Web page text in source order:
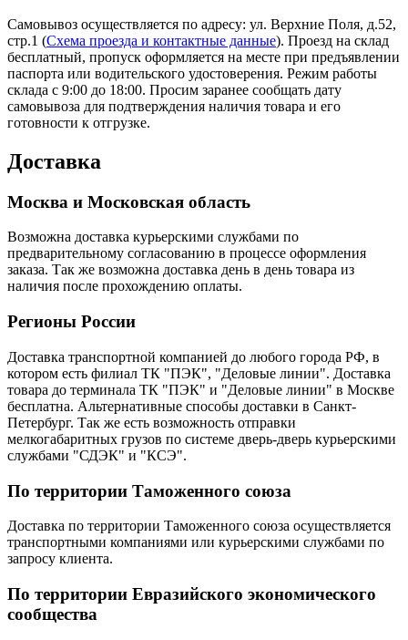
Самовывоз осуществляется по адресу: ул. Верхние Поля, д.52,
стр.1 (Схема проезда и контактные данные). Проезд на склад
бесплатный, пропуск оформляется на месте при предъявлении
паспорта или водительского удостоверения. Режим работы
склада с 9:00 до 18:00. Просим заранее сообщать дату
самовывоза для подтверждения наличия товара и его
готовности к отгрузке.
Доставка
Москва и Московская область
Возможна доставка курьерскими службами по
предварительному согласованию в процессе оформления
заказа. Так же возможна доставка день в день товара из
наличия после прохождению оплаты.
Регионы России
Доставка транспортной компанией до любого города РФ, в
котором есть филиал ТК "ПЭК", "Деловые линии". Доставка
товара до терминала ТК "ПЭК" и "Деловые линии" в Москве
бесплатна. Альтернативные способы доставки в Санкт-
Петербург. Так же есть возможность отправки
мелкогабаритных грузов по системе дверь-дверь курьерскими
службами "СДЭК" и "КСЭ".
По территории Таможенного союза
Доставка по территории Таможенного союза осуществляется
транспортными компаниями или курьерскими службами по
запросу клиента.
По территории Евразийского экономического
сообщества